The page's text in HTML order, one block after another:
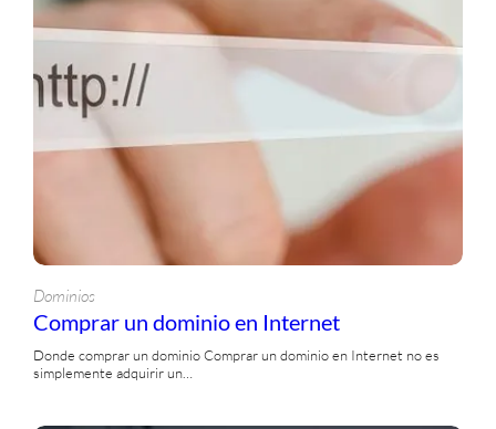
Dominios
Comprar un dominio en Internet
Donde comprar un dominio Comprar un dominio en Internet no es
simplemente adquirir un…